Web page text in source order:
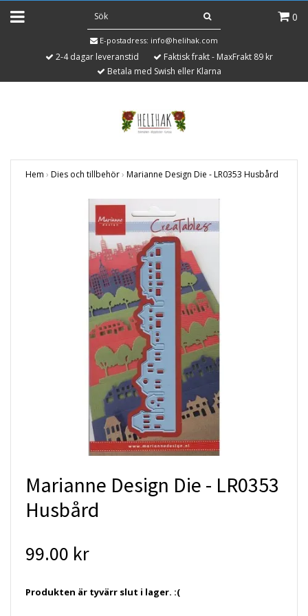
0
E-postadress: info@helihak.com
2-4 dagar leveranstid
Faktisk frakt - MaxFrakt 89 kr
Betala med Swish eller Klarna
Hem › Dies och tillbehör› Marianne Design Die - LR0353 Husbård
Marianne Design Die - LR0353
Husbård
99.00 kr
Produkten är tyvärr slut i lager. :(